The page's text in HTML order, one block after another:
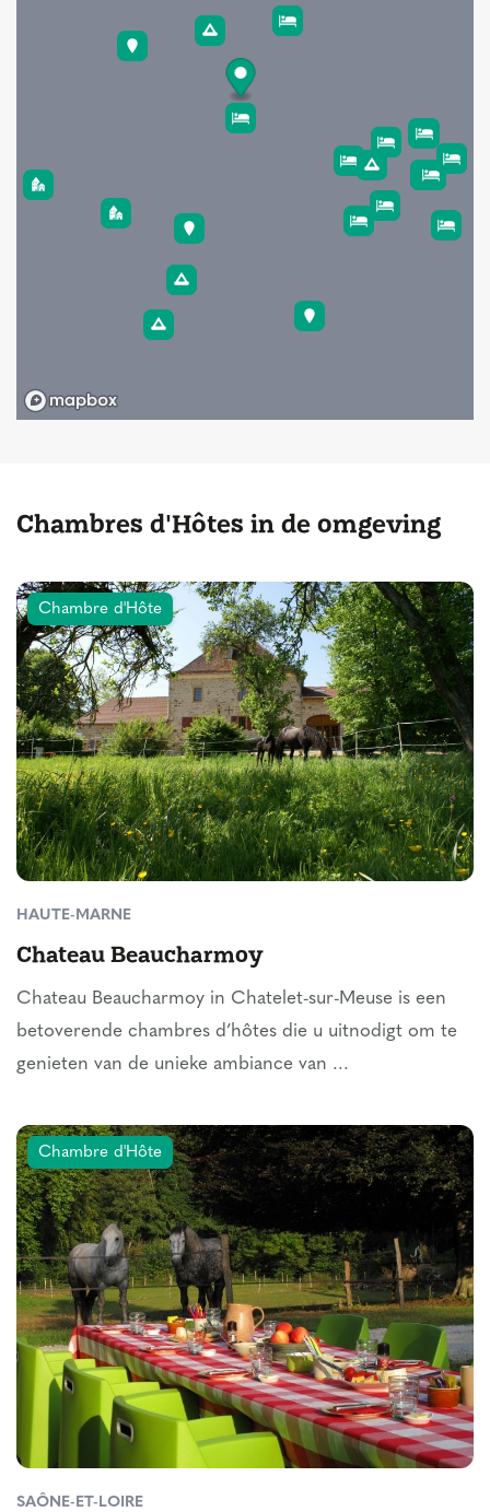
Chambres d'Hôtes in de omgeving
Chambre d'Hôte
HAUTE-MARNE
Chateau Beaucharmoy
Chateau Beaucharmoy in Chatelet-sur-Meuse is een
betoverende chambres d’hôtes die u uitnodigt om te
genieten van de unieke ambiance van ...
Chambre d'Hôte
SAÔNE-ET-LOIRE